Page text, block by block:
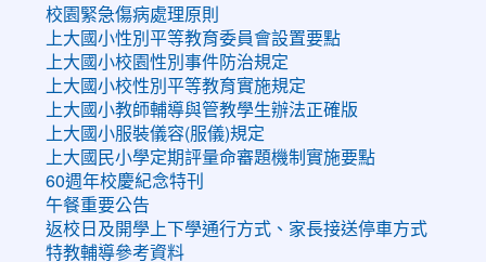
校園緊急傷病處理原則
上大國小性別平等教育委員會設置要點
上大國小校園性別事件防治規定
上大國小校性別平等教育實施規定
上大國小教師輔導與管教學生辦法正確版
上大國小服裝儀容(服儀)規定
上大國民小學定期評量命審題機制實施要點
60週年校慶紀念特刊
午餐重要公告
返校日及開學上下學通行方式、家長接送停車方式
特教輔導參考資料